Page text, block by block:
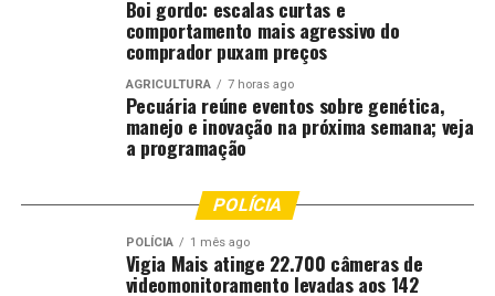
Boi gordo: escalas curtas e
comportamento mais agressivo do
comprador puxam preços
AGRICULTURA 7 horas ago
Pecuária reúne eventos sobre genética,
manejo e inovação na próxima semana; veja
a programação
POLÍCIA
POLÍCIA 1 mês ago
Vigia Mais atinge 22.700 câmeras de
videomonitoramento levadas aos 142